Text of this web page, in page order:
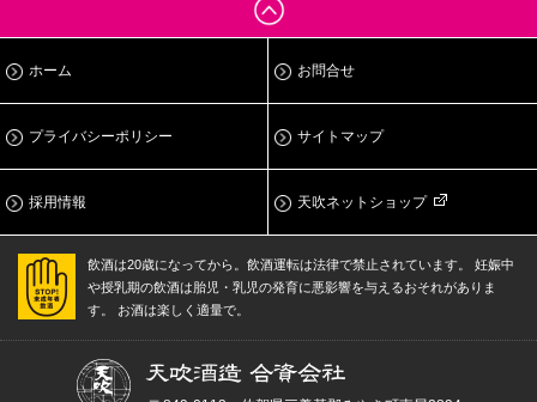
ホーム お問合せ
プライバシーポリシー サイトマップ
採用情報 天吹ネットショップ
飲酒は20歳になってから。飲酒運転は法律で禁止されています。
妊娠中
や授乳期の飲酒は胎児・乳児の発育に悪影響を与えるおそれがありま
す。
お酒は楽しく適量で。